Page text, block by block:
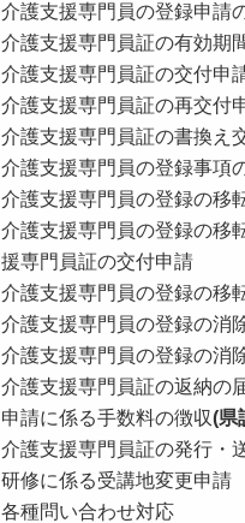
介護支援専門員の登録申請
介護支援専門員証の有効期
介護支援専門員証の交付申
介護支援専門員証の再交付
介護支援専門員証の書換え
介護支援専門員の登録事項
介護支援専門員の登録の移
介護支援専門員の登録の移
援専門員証の交付申請
介護支援専門員の登録の移
介護支援専門員の登録の消
介護支援専門員の登録の消
介護支援専門員証の返納の
申請に係る手数料の徴収(県
介護支援専門員証の発行・
研修に係る受講地変更申請
各種問い合わせ対応